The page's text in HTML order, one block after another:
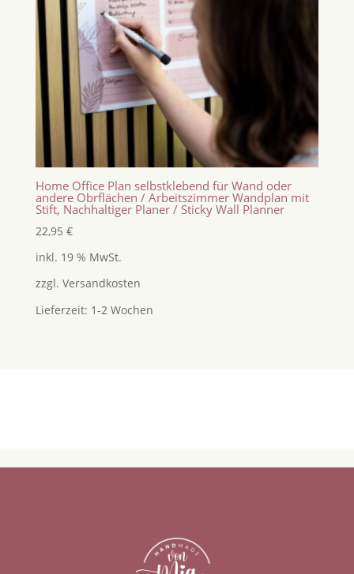
Home Office Plan selbstklebend für Wand oder
andere Obrflächen / Arbeitszimmer Wandplan mit
Stift, Nachhaltiger Planer / Sticky Wall Planner
22,95 €
inkl. 19 % MwSt.
zzgl. Versandkosten
Lieferzeit: 1-2 Wochen